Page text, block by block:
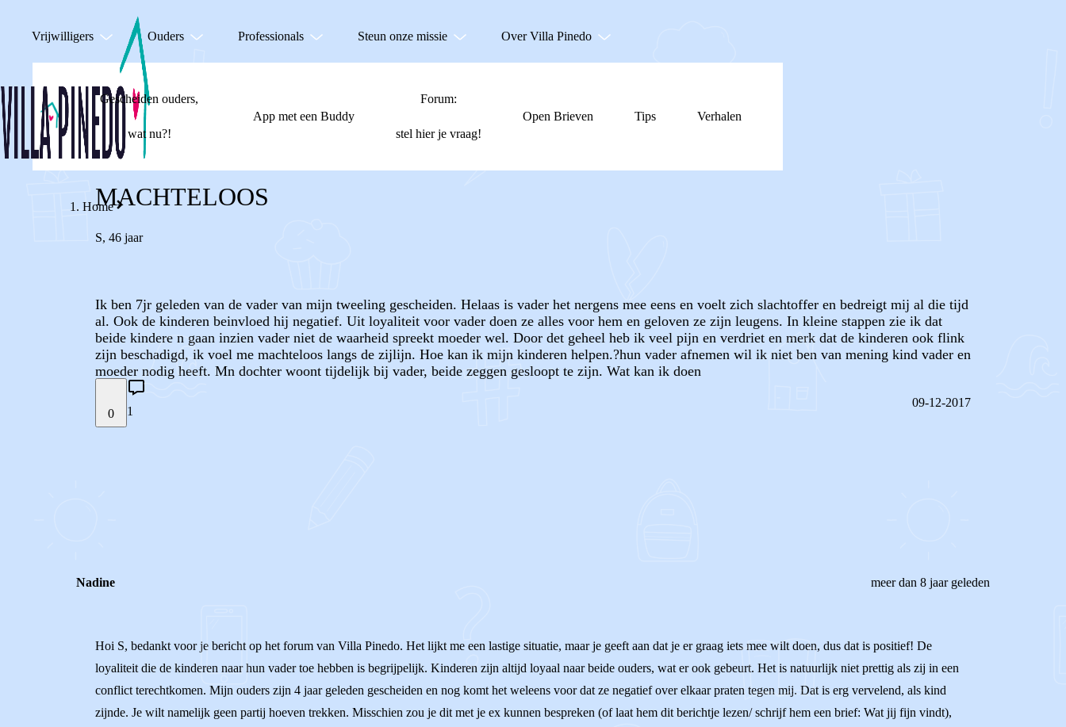
Vrijwilligers Ouders Professionals Steun onze missie Over Villa Pinedo
Gescheiden ouders,
wat nu?!
App met een Buddy
Forum:
stel hier je vraag!
Open Brieven Tips Verhalen
Home
MACHTELOOS
S, 46 jaar
Ik ben 7jr geleden van de vader van mijn tweeling gescheiden. Helaas is vader het nergens mee eens en voelt zich slachtoffer en bedreigt mij al die tijd
al. Ook de kinderen beinvloed hij negatief. Uit loyaliteit voor vader doen ze alles voor hem en geloven ze zijn leugens. In kleine stappen zie ik dat
beide kindere n gaan inzien vader niet de waarheid spreekt moeder wel. Door det geheel heb ik veel pijn en verdriet en merk dat de kinderen ook flink
zijn beschadigd, ik voel me machteloos langs de zijlijn. Hoe kan ik mijn kinderen helpen.?hun vader afnemen wil ik niet ben van mening kind vader en
moeder nodig heeft. Mn dochter woont tijdelijk bij vader, beide zeggen gesloopt te zijn. Wat kan ik doen
0 1
09-12-2017
Nadine meer dan 8 jaar geleden
Hoi S, bedankt voor je bericht op het forum van Villa Pinedo. Het lijkt me een lastige situatie, maar je geeft aan dat je er graag iets mee wilt doen, dus dat is positief! De
loyaliteit die de kinderen naar hun vader toe hebben is begrijpelijk. Kinderen zijn altijd loyaal naar beide ouders, wat er ook gebeurt. Het is natuurlijk niet prettig als zij in een
conflict terechtkomen. Mijn ouders zijn 4 jaar geleden gescheiden en nog komt het weleens voor dat ze negatief over elkaar praten tegen mij. Dat is erg vervelend, als kind
zijnde. Je wilt namelijk geen partij hoeven trekken. Misschien zou je dit met je ex kunnen bespreken (of laat hem dit berichtje lezen/ schrijf hem een brief: Wat jij fijn vindt),